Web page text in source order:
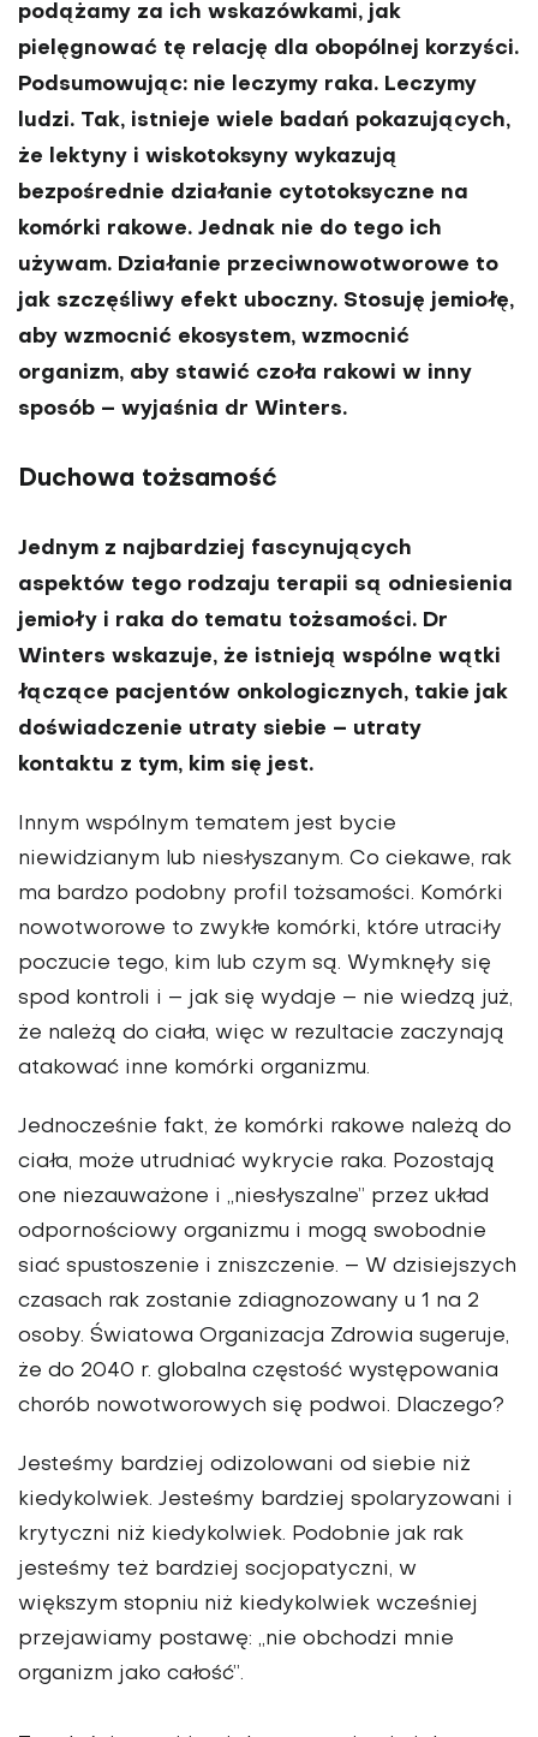
podążamy za ich wskazówkami, jak
pielęgnować tę relację dla obopólnej korzyści.
Podsumowując: nie leczymy raka. Leczymy
ludzi. Tak, istnieje wiele badań pokazujących,
że lektyny i wiskotoksyny wykazują
bezpośrednie działanie cytotoksyczne na
komórki rakowe. Jednak nie do tego ich
używam. Działanie przeciwnowotworowe to
jak szczęśliwy efekt uboczny. Stosuję jemiołę,
aby wzmocnić ekosystem, wzmocnić
organizm, aby stawić czoła rakowi w inny
sposób – wyjaśnia dr Winters.
Duchowa tożsamość
Jednym z najbardziej fascynujących
aspektów tego rodzaju terapii są odniesienia
jemioły i raka do tematu tożsamości. Dr
Winters wskazuje, że istnieją wspólne wątki
łączące pacjentów onkologicznych, takie jak
doświadczenie utraty siebie – utraty
kontaktu z tym, kim się jest.
Innym wspólnym tematem jest bycie
niewidzianym lub niesłyszanym. Co ciekawe, rak
ma bardzo podobny profil tożsamości. Komórki
nowotworowe to zwykłe komórki, które utraciły
poczucie tego, kim lub czym są. Wymknęły się
spod kontroli i – jak się wydaje – nie wiedzą już,
że należą do ciała, więc w rezultacie zaczynają
atakować inne komórki organizmu.
Jednocześnie fakt, że komórki rakowe należą do
ciała, może utrudniać wykrycie raka. Pozostają
one niezauważone i „niesłyszalne” przez układ
odpornościowy organizmu i mogą swobodnie
siać spustoszenie i zniszczenie. – W dzisiejszych
czasach rak zostanie zdiagnozowany u 1 na 2
osoby. Światowa Organizacja Zdrowia sugeruje,
że do 2040 r. globalna częstość występowania
chorób nowotworowych się podwoi. Dlaczego?
Jesteśmy bardziej odizolowani od siebie niż
kiedykolwiek. Jesteśmy bardziej spolaryzowani i
krytyczni niż kiedykolwiek. Podobnie jak rak
jesteśmy też bardziej socjopatyczni, w
większym stopniu niż kiedykolwiek wcześniej
przejawiamy postawę: „nie obchodzi mnie
organizm jako całość”.